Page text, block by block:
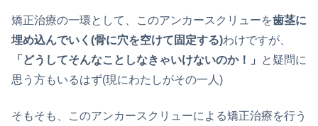
矯正治療の一環として、このアンカースクリューを歯茎に
埋め込んでいく(骨に穴を空けて固定する)わけですが、
「どうしてそんなことしなきゃいけないのか！」
と疑問に
思う方もいるはず(現にわたしがその一人)
そもそも、このアンカースクリューによる矯正治療を行う